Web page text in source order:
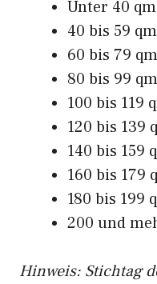
Unter 40
40 bis 59
60 bis 79
80 bis 99
100 bis 119
120 bis 139
140 bis 159
160 bis 179
180 bis 199
200 und
Hinweis: Stichtag